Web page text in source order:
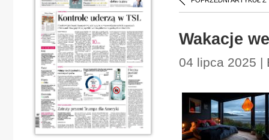
Wakacje
04 lipca 2025 |